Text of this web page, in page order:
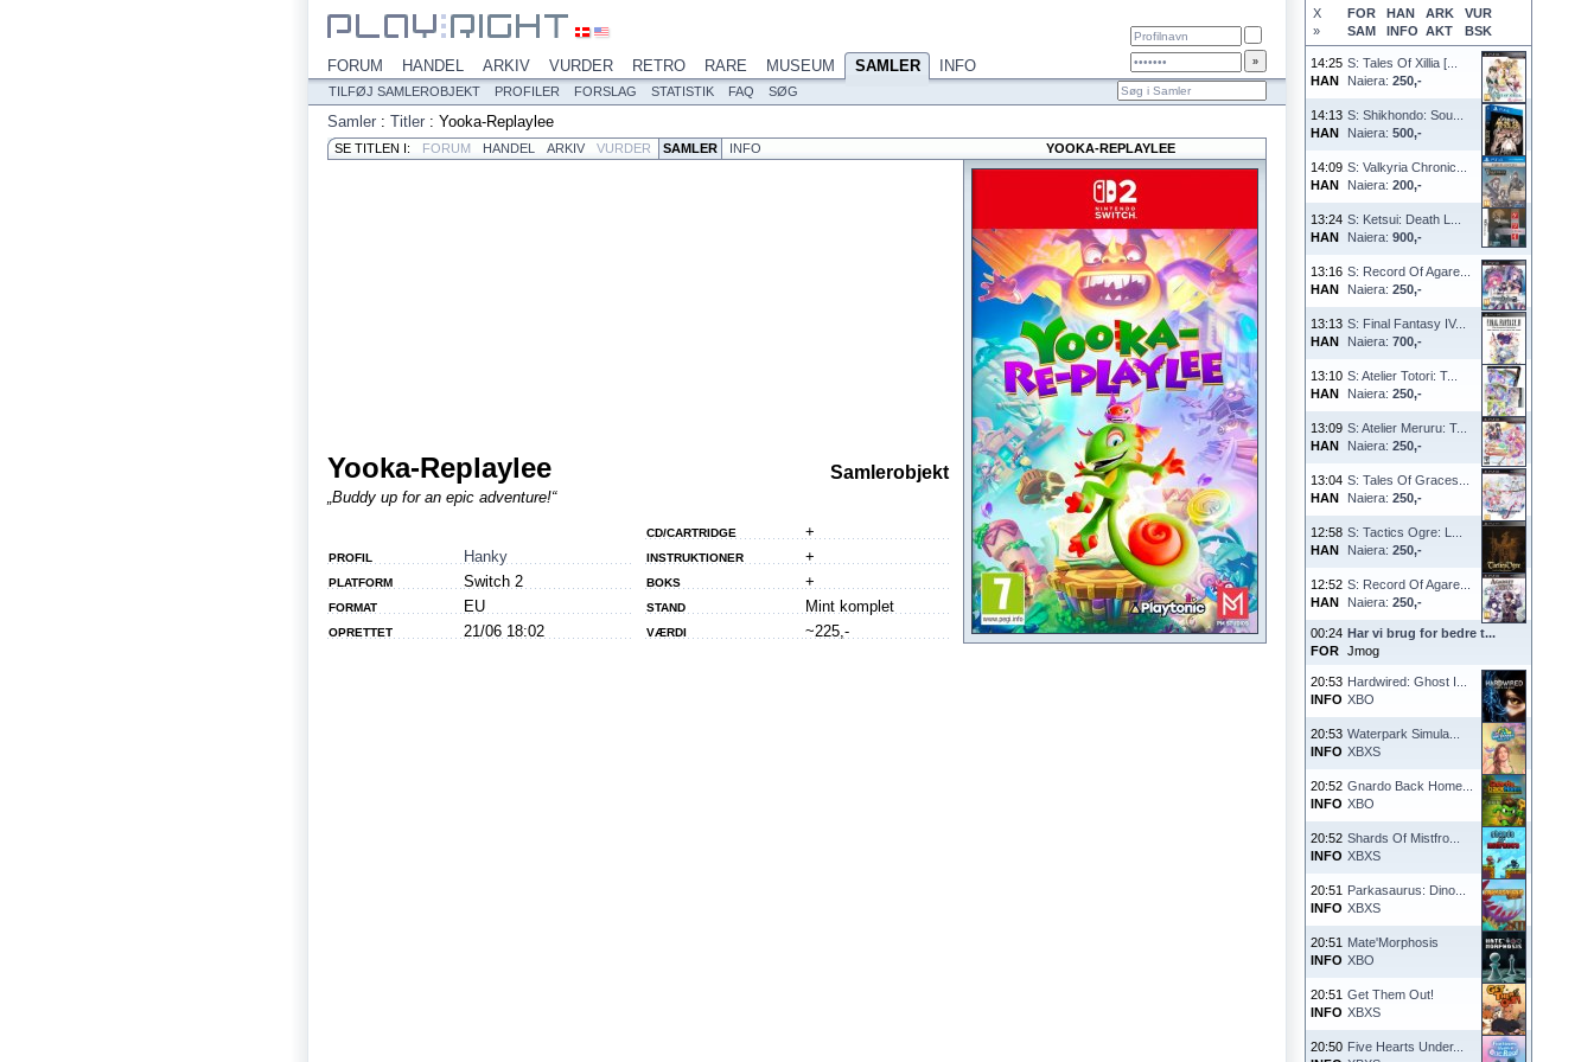
X FOR HAN ARK
VUR
»
SAM INFO AKT BSK
14:25
HAN
S: Tales Of Xillia [...
Naiera: 250,-
14:13
HAN
S: Shikhondo: Sou...
Naiera: 500,-
14:09
HAN
S: Valkyria Chronic...
Naiera: 200,-
13:24
HAN
S: Ketsui: Death L...
Naiera: 900,-
13:16
HAN
S: Record Of Agare...
Naiera: 250,-
13:13
HAN
S: Final Fantasy IV...
Naiera: 700,-
13:10
HAN
S: Atelier Totori: T...
Naiera: 250,-
13:09
HAN
S: Atelier Meruru: T...
Naiera: 250,-
13:04
HAN
S: Tales Of Graces...
Naiera: 250,-
12:58
HAN
S: Tactics Ogre: L...
Naiera: 250,-
12:52
HAN
S: Record Of Agare...
Naiera: 250,-
00:24
FOR
Har vi brug for bedre t...
Jmog
20:53
INFO
Hardwired: Ghost I...
XBO
20:53
INFO
Waterpark Simula...
XBXS
20:52
INFO
Gnardo Back Home...
XBO
20:52
INFO
Shards Of Mistfro...
XBXS
20:51
INFO
Parkasaurus: Dino...
XBXS
20:51
INFO
Mate'Morphosis
XBO
20:51
INFO
Get Them Out!
XBXS
20:50 Five Hearts Under...
FORUM HANDEL ARKIV VURDER RETRO RARE MUSEUM SAMLER INFO
TILFØJ SAMLEROBJEKT PROFILER FORSLAG STATISTIK FAQ SØG
Samler : Titler : Yooka-Replaylee
SE TITLEN I: FORUM HANDEL ARKIV VURDER SAMLER INFO YOOKA-REPLAYLEE
Yooka-Replaylee Samlerobjekt
„Buddy up for an epic adventure!“
PROFIL Hanky
PLATFORM Switch 2
FORMAT EU
OPRETTET 21/06 18:02
CD/CARTRIDGE +
INSTRUKTIONER +
BOKS +
STAND Mint komplet
VÆRDI ~225,-